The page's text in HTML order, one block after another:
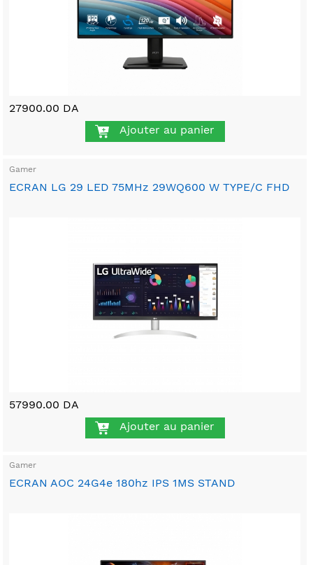
27900.00 DA
Ajouter au panier
Gamer
ECRAN LG 29 LED 75MHz 29WQ600 W TYPE/C FHD
57990.00 DA
Ajouter au panier
Gamer
ECRAN AOC 24G4e 180hz IPS 1MS STAND